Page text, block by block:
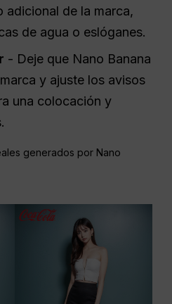
adicional de la marca,
de agua o eslóganes.
- Deje que Nano Banana
y ajuste los avisos
una colocación y
generados por Nano